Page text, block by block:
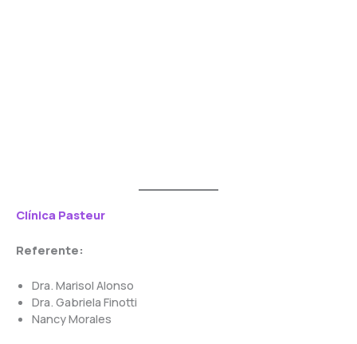
Clínica Pasteur
Referente:
Dra. Marisol Alonso
Dra. Gabriela Finotti
Nancy Morales